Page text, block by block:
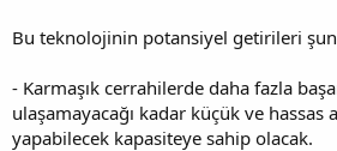
Bu teknolojinin potansiyel getirileri
- Karmaşık cerrahilerde daha fazla
ulaşamayacağı kadar küçük ve hassas
yapabilecek kapasiteye sahip olacak.